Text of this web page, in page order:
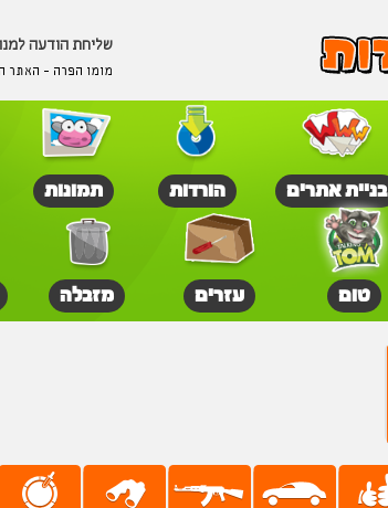
שליחת הודעה
מומו הפרה - האתר
בניית אתרים הורדות תמונות
טום עזרים מזבלה